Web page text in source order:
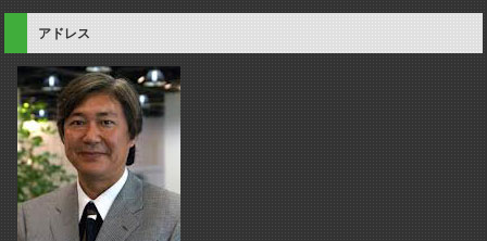
アドレス